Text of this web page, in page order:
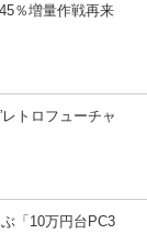
％増量作戦再来
トロフューチャ
「10万円台PC3